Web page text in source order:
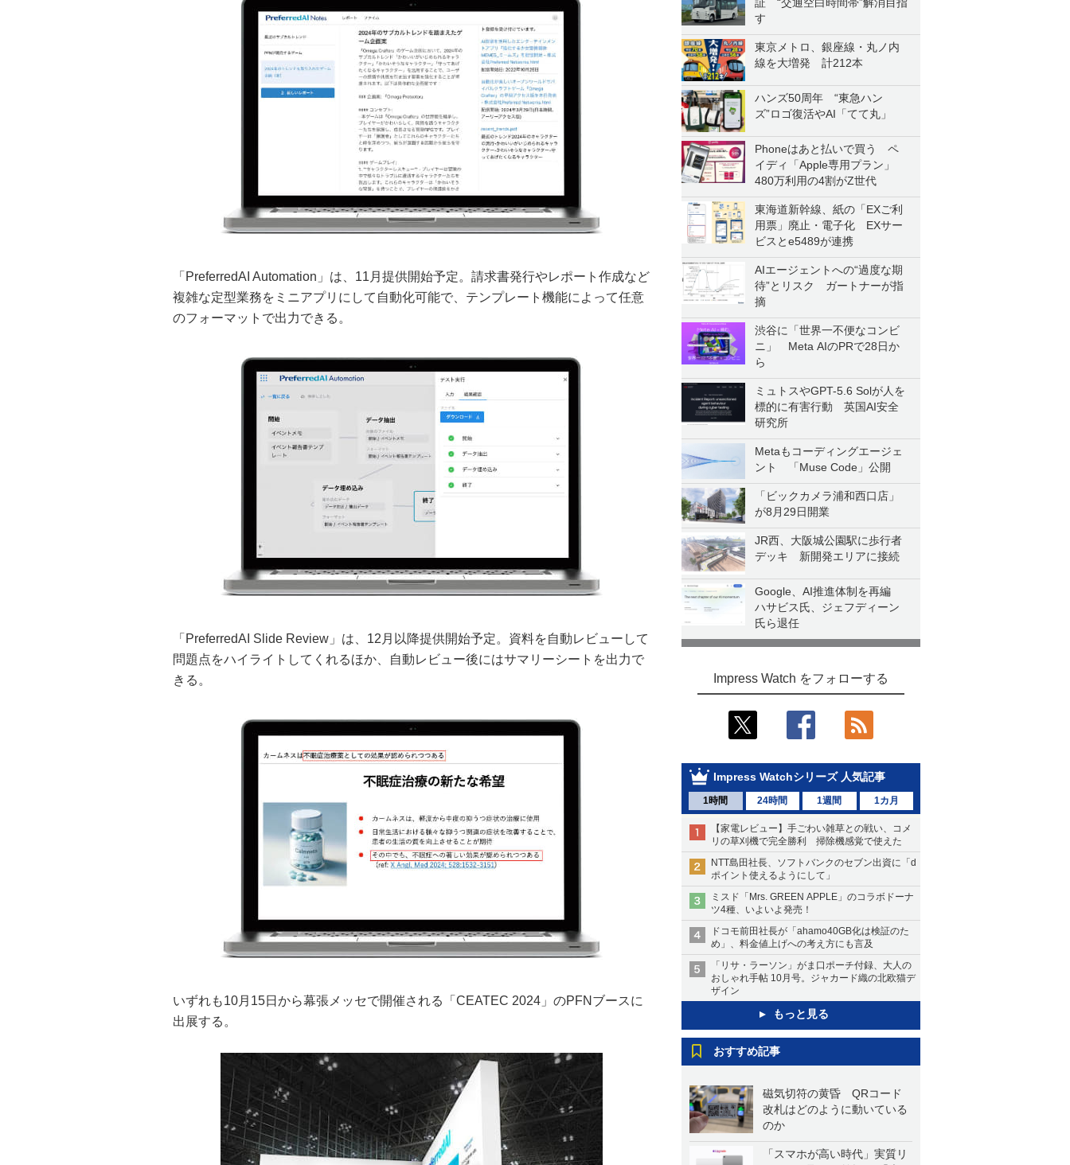
す
東京メトロ、銀座線・丸ノ内
線を大増発 計212本
ハンズ50周年 “東急ハン
ズ”ロゴ復活やAI「てて丸」
Phoneはあと払いで買う ペ
イディ「Apple専用プラン」
480万利用の4割がZ世代
東海道新幹線、紙の「EXご利
用票」廃止・電子化 EXサー
ビスとe5489が連携
AIエージェントへの“過度な期
待”とリスク ガートナーが指
摘
渋谷に「世界一不便なコンビ
ニ」 Meta AIのPRで28日か
ら
ミュトスやGPT-5.6 Solが人を
標的に有害行動 英国AI安全
研究所
Metaもコーディングエージェ
ント 「Muse Code」公開
「ビックカメラ浦和西口店」
が8月29日開業
JR西、大阪城公園駅に歩行者
デッキ 新開発エリアに接続
Google、AI推進体制を再編
ハサビス氏、ジェフディーン
氏ら退任
Impress Watch をフォローする
Impress Watchシリーズ 人気記事
1時間 24時間 1週間 1カ月
【家電レビュー】手ごわい雑草との戦い、コメ
リの草刈機で完全勝利 掃除機感覚で使えた
NTT島田社長、ソフトバンクのセブン出資に「d
ポイント使えるようにして」
ミスド「Mrs. GREEN APPLE」のコラボドーナ
ツ4種、いよいよ発売！
ドコモ前田社長が「ahamo40GB化は検証のた
め」、料金値上げへの考え方にも言及
「リサ・ラーソン」がま口ポーチ付録、大人の
おしゃれ手帖 10月号。ジャカード織の北欧猫デ
ザイン
もっと見る
おすすめ記事
磁気切符の黄昏 QRコード
改札はどのように動いている
のか
「スマホが高い時代」実質リ
「PreferredAI Automation」は、11月提供開始予定。請求書発行やレポート作成など
複雑な定型業務をミニアプリにして自動化可能で、テンプレート機能によって任意
のフォーマットで出力できる。
「PreferredAI Slide Review」は、12月以降提供開始予定。資料を自動レビューして
問題点をハイライトしてくれるほか、自動レビュー後にはサマリーシートを出力で
きる。
いずれも10月15日から幕張メッセで開催される「CEATEC 2024」のPFNブースに
出展する。